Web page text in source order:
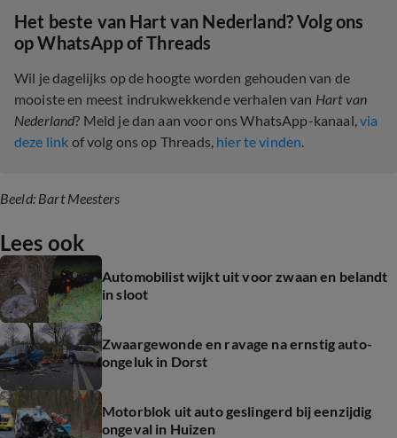
Het beste van Hart van Nederland? Volg ons
op WhatsApp of Threads
Wil je dagelijks op de hoogte worden gehouden van de
mooiste en meest indrukwekkende verhalen van Hart van
Nederland? Meld je dan aan voor ons WhatsApp-kanaal,via
deze link of volg ons op Threads, hier te vinden.
Beeld: Bart Meesters
Lees ook
Automobilist wijkt uit voor zwaan en belandt
in sloot
Zwaargewonde en ravage na ernstig auto-
ongeluk in Dorst
Motorblok uit auto geslingerd bij eenzijdig
ongeval in Huizen